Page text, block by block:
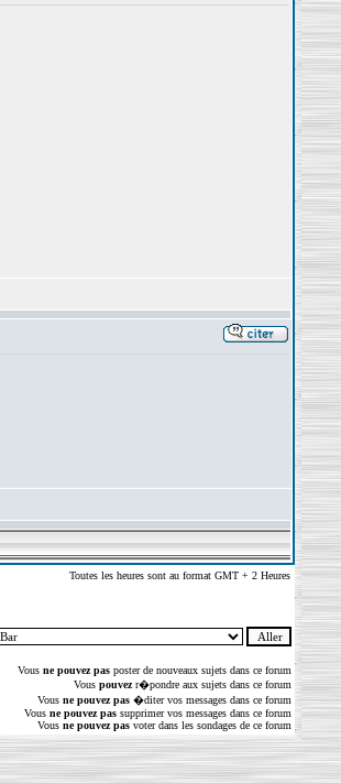
Toutes les heures sont au format GMT + 2 Heures
Vous ne pouvez pasposter de nouveaux sujets dans ce forum
Vous pouvezr�pondre aux sujets dans ce forum
Vous ne pouvez pas�diter vos messages dans ce forum
Vous ne pouvez passupprimer vos messages dans ce forum
Vous ne pouvez pasvoter dans les sondages de ce forum